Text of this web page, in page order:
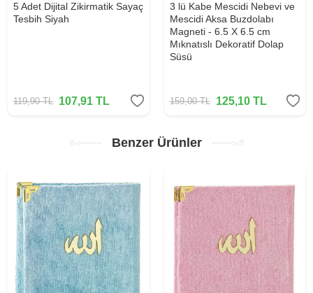
5 Adet Dijital Zikirmatik Sayaç
Tesbih Siyah
119,90TL 107,91 TL
3 lü Kabe Mescidi Nebevi ve
Mescidi Aksa Buzdolabı
Magneti - 6.5 X 6.5 cm
Mıknatıslı Dekoratif Dolap
Süsü
159,00TL 125,10TL
Benzer Ürünler